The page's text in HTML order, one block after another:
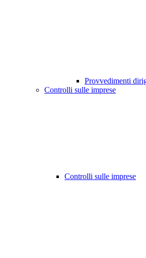
Provvedimenti
Controlli sulle imprese
Controlli sulle imprese